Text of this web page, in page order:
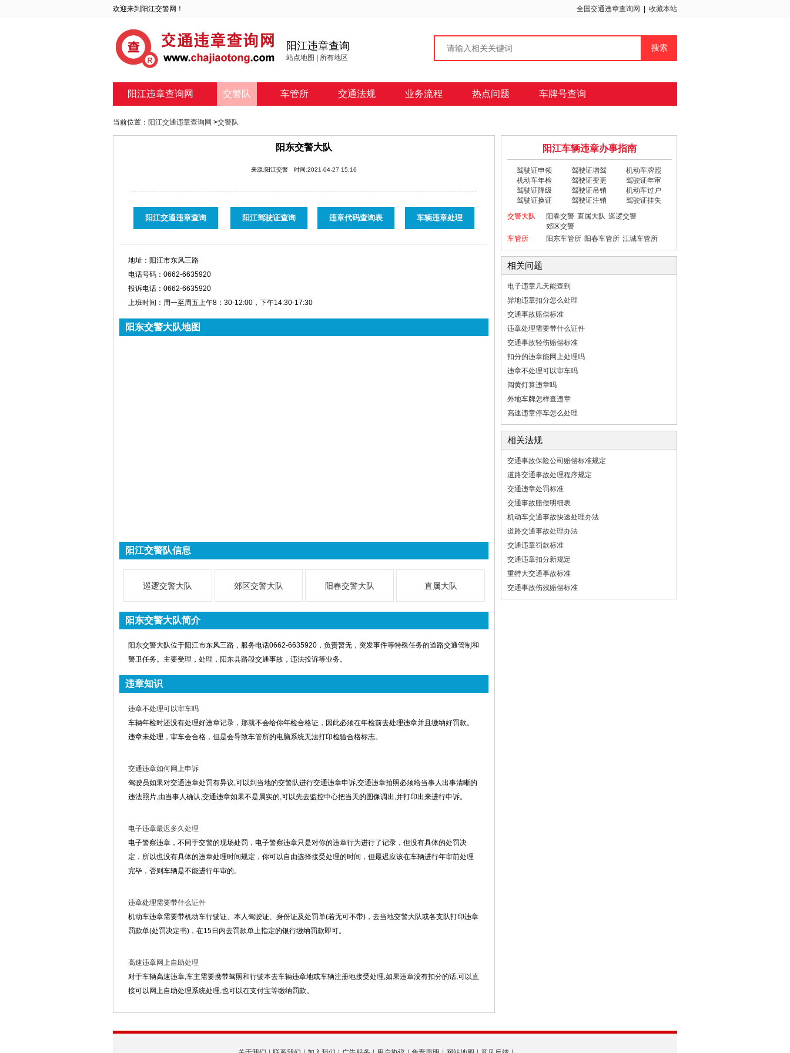
欢迎来到阳江交警网！ 全国交通违章查询网 收藏本站
阳江违章查询
站点地图 所有地区
阳江违章查询网 交警队 车管所 交通法规 业务流程 热点问题 车牌号查询
当前位置： 阳江交通违章查询网 >交警队
阳东交警大队
来源:阳江交警 时间:2021-04-27 15:16
阳江交通违章查询 阳江驾驶证查询 违章代码查询表 车辆违章处理
地址： 阳江市东风三路
电话号码： 0662-6635920
投诉电话： 0662-6635920
上班时间： 周一至周五上午8：30-12:00，下午14:30-17:30
阳东交警大队地图
阳江交警队信息
巡逻交警大队 郊区交警大队 阳春交警大队 直属大队
阳东交警大队简介
阳东交警大队位于阳江市东风三路，服务电话0662-6635920，负责暂无，突发事件等特殊任务的道路交通管制和
警卫任务。主要受理，处理，阳东县路段交通事故，违法投诉等业务。
违章知识
违章不处理可以审车吗
车辆年检时还没有处理好违章记录，那就不会给你年检合格证，因此必须在年检前去处理违章并且缴纳好罚款。
违章未处理，审车会合格，但是会导致车管所的电脑系统无法打印检验合格标志。
交通违章如何网上申诉
驾驶员如果对交通违章处罚有异议,可以到当地的交警队进行交通违章申诉,交通违章拍照必须给当事人出事清晰的
违法照片,由当事人确认,交通违章如果不是属实的,可以先去监控中心把当天的图像调出,并打印出来进行申诉。
电子违章最迟多久处理
电子警察违章，不同于交警的现场处罚，电子警察违章只是对你的违章行为进行了记录，但没有具体的处罚决
定，所以也没有具体的违章处理时间规定，你可以自由选择接受处理的时间，但最迟应该在车辆进行年审前处理
完毕，否则车辆是不能进行年审的。
违章处理需要带什么证件
机动车违章需要带机动车行驶证、本人驾驶证、身份证及处罚单(若无可不带)，去当地交警大队或各支队打印违章
罚款单(处罚决定书)，在15日内去罚款单上指定的银行缴纳罚款即可。
高速违章网上自助处理
对于车辆高速违章,车主需要携带驾照和行驶本去车辆违章地或车辆注册地接受处理,如果违章没有扣分的话,可以直
接可以网上自助处理系统处理,也可以在支付宝等缴纳罚款。
阳江车辆违章办事指南
驾驶证申领 驾驶证增驾
机动车牌照
机动车年检
驾驶证变更
驾驶证年审
驾驶证降级
驾驶证吊销
机动车过户
驾驶证换证
驾驶证注销
驾驶证挂失
交警大队
阳春交警 直属大队 巡逻交警
郊区交警
车管所
阳东车管所 阳春车管所 江城车管所
相关问题
电子违章几天能查到
异地违章扣分怎么处理
交通事故赔偿标准
违章处理需要带什么证件
交通事故轻伤赔偿标准
扣分的违章能网上处理吗
违章不处理可以审车吗
闯黄灯算违章吗
外地车牌怎样查违章
高速违章停车怎么处理
相关法规
交通事故保险公司赔偿标准规定
道路交通事故处理程序规定
交通违章处罚标准
交通事故赔偿明细表
机动车交通事故快速处理办法
道路交通事故处理办法
交通违章罚款标准
交通违章扣分新规定
重特大交通事故标准
交通事故伤残赔偿标准